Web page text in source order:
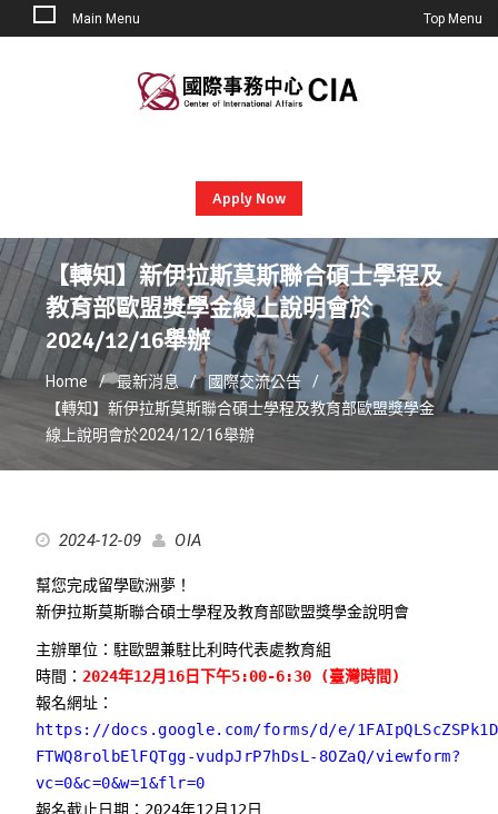
Main Menu Top Menu
Apply Now
【轉知】新伊拉斯莫斯聯合碩士學程及
教育部歐盟獎學金線上說明會於
2024/12/16舉辦
Home 最新消息
國際交流公告
【轉知】新伊拉斯莫斯聯合碩士學程及教育部歐盟獎學金
線上說明會於2024/12/16舉辦
2024-12-09 OIA
幫您完成留學歐洲夢！
新伊拉斯莫斯聯合碩士學程及教育部歐盟獎學金說明會
主辦單位：駐歐盟兼駐比利時代表處教育組
時間： 2024年12月16日下午5:00-6:30 (臺灣時間)
報名網址：
https://docs.google.com/forms/d/e/
FTWQ8rolbElFQTgg-vudpJrP7hDsL-8OZaQ/viewform?
vc=0&c=0&w=1&flr=0
報名截止日期：2024年12月12日